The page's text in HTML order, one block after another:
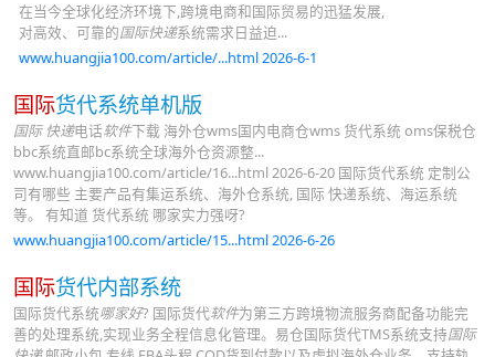
在当今全球化经济环境下,跨境电商和国际贸易的迅猛发展,
对高效、可靠的国际快递系统需求日益迫...
www.huangjia100.com/article/...html 2026-6-1
国际货代系统单机版
国际 快递电话软件下载 海外仓wms国内电商仓wms 货代系统 oms保税仓
bbc系统直邮bc系统全球海外仓资源整...
www.huangjia100.com/article/16...html 2026-6-20 国际货代系统 定制公
司有哪些 主要产品有集运系统、海外仓系统, 国际 快递系统、海运系统
等。 有知道 货代系统 哪家实力强呀?
www.huangjia100.com/article/15...html 2026-6-26
国际货代内部系统
国际货代系统哪家好? 国际货代软件为第三方跨境物流服务商配备功能完
善的处理系统,实现业务全程信息化管理。易仓国际货代TMS系统支持国际